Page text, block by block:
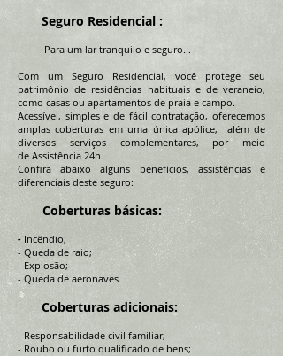
Seguro Residencial :
Para um lar tranquilo e seguro...
Com um Seguro Residencial, você protege seu
patrimônio de residências habituais e de veraneio,
como casas ou apartamentos de praia e campo.
Acessível, simples e de fácil contratação, oferecemos
amplas coberturas em uma única apólice, além de
diversos serviços complementares, por meio
de Assistência 24h.
Confira abaixo alguns benefícios, assistências e
diferenciais deste seguro:
Coberturas básicas:
- Incêndio;
- Queda de raio;
- Explosão;
- Queda de aeronaves.
Coberturas adicionais:
- Responsabilidade civil familiar;
- Roubo ou furto qualificado de bens;